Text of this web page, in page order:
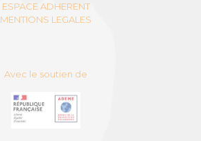
ESPACE ADHERENT
MENTIONS LEGALES
Avec le soutien de